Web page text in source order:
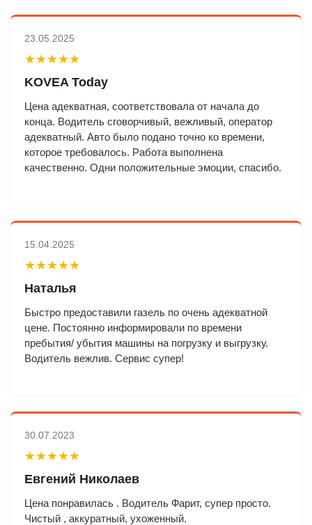
23.05.2025
★★★★★
KOVEA Today
Цена адекватная, соответствовала от начала до
конца. Водитель сговорчивый, вежливый, оператор
адекватный. Авто было подано точно ко времени,
которое требовалось. Работа выполнена
качественно. Одни положительные эмоции, спасибо.
15.04.2025
★★★★★
Наталья
Быстро предоставили газель по очень адекватной
цене. Постоянно информировали по времени
пребытия/ убытия машины на погрузку и выгрузку.
Водитель вежлив. Сервис супер!
30.07.2023
★★★★★
Евгений Николаев
Цена понравилась . Водитель Фарит, супер просто.
Чистый , аккуратный, ухоженный.